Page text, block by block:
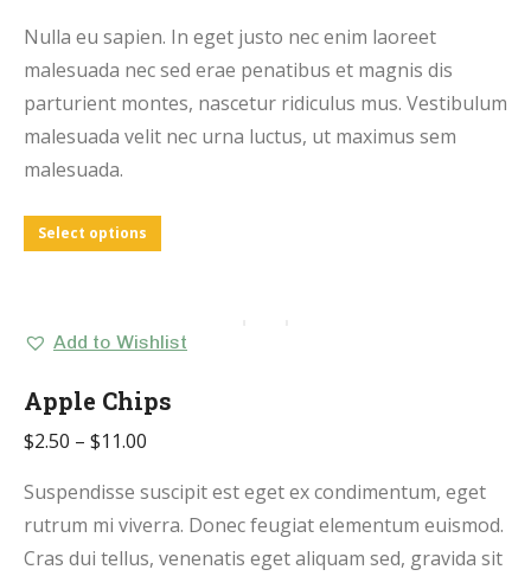
Nulla eu sapien. In eget justo nec enim laoreet
malesuada nec sed erae penatibus et magnis dis
parturient montes, nascetur ridiculus mus. Vestibulum
malesuada velit nec urna luctus, ut maximus sem
malesuada.
Select options
Add to Wishlist
Apple Chips
$2.50 – $11.00
Suspendisse suscipit est eget ex condimentum, eget
rutrum mi viverra. Donec feugiat elementum euismod.
Cras dui tellus, venenatis eget aliquam sed, gravida sit